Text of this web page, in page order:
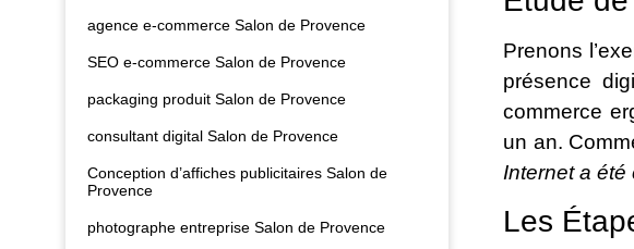
agence e-commerce Salon de Provence
SEO e-commerce Salon de Provence
packaging produit Salon de Provence
consultant digital Salon de Provence
Conception d’affiches publicitaires Salon de
Provence
photographe entreprise Salon de Provence
Prenons
présence
commerce
un an.
Internet a été
Les